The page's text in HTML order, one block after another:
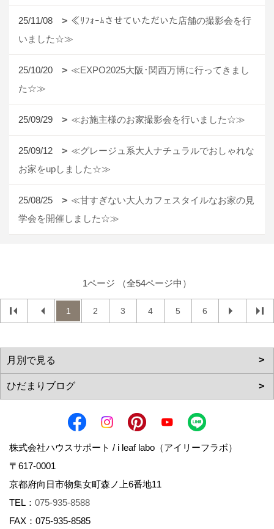
25/11/08
≪ﾘﾌｫｰﾑさせていただいた店舗の撮影会を行
いました☆≫
25/10/20
≪EXPO2025大阪･関西万博に行ってきまし
た☆≫
25/09/29 ≪お施主様のお家撮影会を行いました☆≫
25/09/12
≪グレージュ系大人ナチュラルでおしゃれな
お家をupしました☆≫
25/08/25
≪甘すぎない大人カフェスタイルなお家の見
学会を開催しました☆≫
1ページ （全54ページ中）
1 2 3 4 5 6
株式会社ハウスサポート / i leaf labo（アイリーフラボ）
〒617-0001
京都府向日市物集女町森ノ上6番地11
TEL： 075-935-8588
FAX：075-935-8585